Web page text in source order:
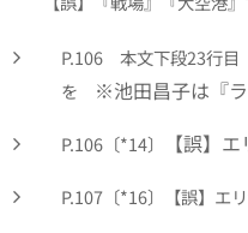
P.106 本文下段23行目
を ※池田昌子は『ラ
P.106〔*14〕 【誤】
P.107〔*16〕 【誤】エ